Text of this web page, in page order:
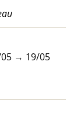
→ 19/05